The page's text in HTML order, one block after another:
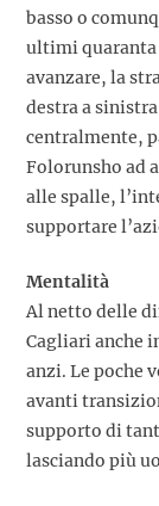
basso o
ultimi quaranta
avanzare, la
destra a
centralmente,
Folorunsho ad
alle spalle,
supportare
Mentalità
Al netto delle
Cagliari anche
anzi. Le poche
avanti
supporto di
lasciando più